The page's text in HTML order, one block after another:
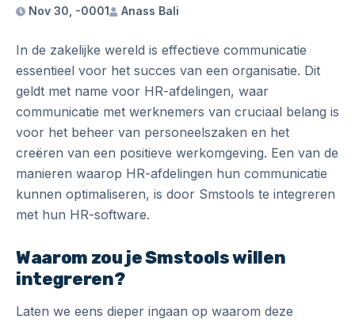
Nov 30, -0001 Anass Bali
In de zakelijke wereld is effectieve communicatie
essentieel voor het succes van een organisatie. Dit
geldt met name voor HR-afdelingen, waar
communicatie met werknemers van cruciaal belang is
voor het beheer van personeelszaken en het
creëren van een positieve werkomgeving. Een van de
manieren waarop HR-afdelingen hun communicatie
kunnen optimaliseren, is door Smstools te integreren
met hun HR-software.
Waarom zou je Smstools willen
integreren?
Laten we eens dieper ingaan op waarom deze